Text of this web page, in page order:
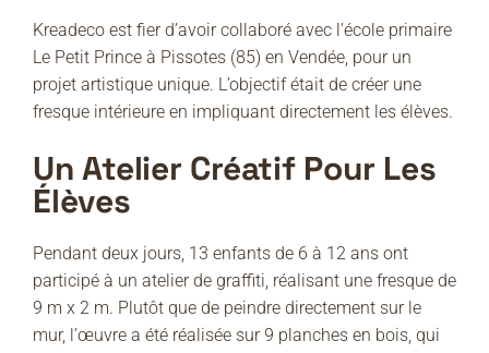
Kreadeco est fier d’avoir collaboré avec l’école primaire
Le Petit Prince à Pissotes (85) en Vendée, pour un
projet artistique unique. L’objectif était de créer une
fresque intérieure en impliquant directement les élèves.
Un Atelier Créatif Pour Les
Élèves
Pendant deux jours, 13 enfants de 6 à 12 ans ont
participé à un atelier de graffiti, réalisant une fresque de
9 m x 2 m. Plutôt que de peindre directement sur le
mur, l’œuvre a été réalisée sur 9 planches en bois, qui